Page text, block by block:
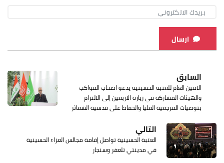
ارسال
السابق
الامين العام للعتبة الحسينية يدعو اصحاب المواكب
والهيئات المشاركة في زيارة الاربعين إلى الالتزام
بتوصيات المرجعية العليا والحفاظ على قدسية الشعائر
التالي
العتبة الحسينية تواصل إقامة مجالس العزاء الحسينية
في مدينتي تلعفر وسنجار